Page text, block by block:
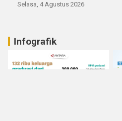
Selasa, 4 Agustus 2026
Infografik